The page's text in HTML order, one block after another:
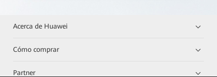
Acerca de Huawei
Cómo comprar
Partner